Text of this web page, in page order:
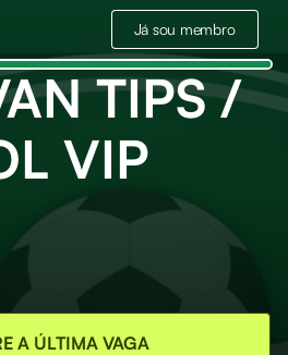
Já sou membro
TIPS /
VIP
A ÚLTIMA VAGA